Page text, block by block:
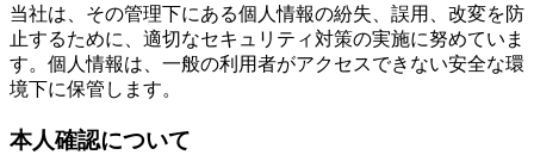
当社は、その管理下にある個人情報の紛失、誤用、改変を防
止するために、適切なセキュリティ対策の実施に努めていま
す。個人情報は、一般の利用者がアクセスできない安全な環
境下に保管します。
本人確認について